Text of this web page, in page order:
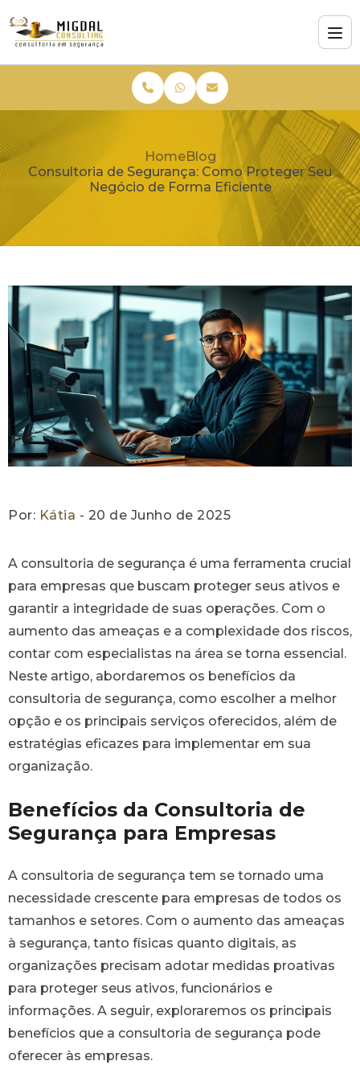
HomeBlog
Consultoria de Segurança: Como Proteger Seu
Negócio de Forma Eficiente
Por: Kátia - 20 de Junho de 2025
A consultoria de segurança é uma ferramenta crucial
para empresas que buscam proteger seus ativos e
garantir a integridade de suas operações. Com o
aumento das ameaças e a complexidade dos riscos,
contar com especialistas na área se torna essencial.
Neste artigo, abordaremos os benefícios da
consultoria de segurança, como escolher a melhor
opção e os principais serviços oferecidos, além de
estratégias eficazes para implementar em sua
organização.
Benefícios da Consultoria de
Segurança para Empresas
A consultoria de segurança tem se tornado uma
necessidade crescente para empresas de todos os
tamanhos e setores. Com o aumento das ameaças
à segurança, tanto físicas quanto digitais, as
organizações precisam adotar medidas proativas
para proteger seus ativos, funcionários e
informações. A seguir, exploraremos os principais
benefícios que a consultoria de segurança pode
oferecer às empresas.